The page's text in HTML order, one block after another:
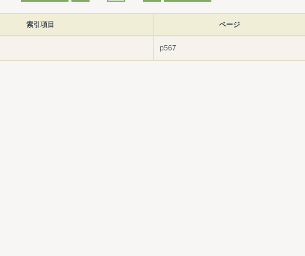
索引項目 ページ
p567